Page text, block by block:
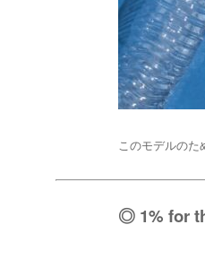
このモデルのた
◎ 1% for